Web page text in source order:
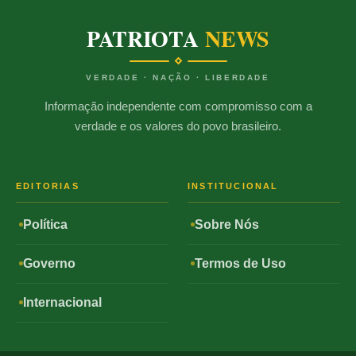
PATRIOTANEWS
VERDADE · NAÇÃO · LIBERDADE
Informação independente com compromisso com a
verdade e os valores do povo brasileiro.
EDITORIAS
Política
Governo
Internacional
INSTITUCIONAL
Sobre Nós
Termos de Uso